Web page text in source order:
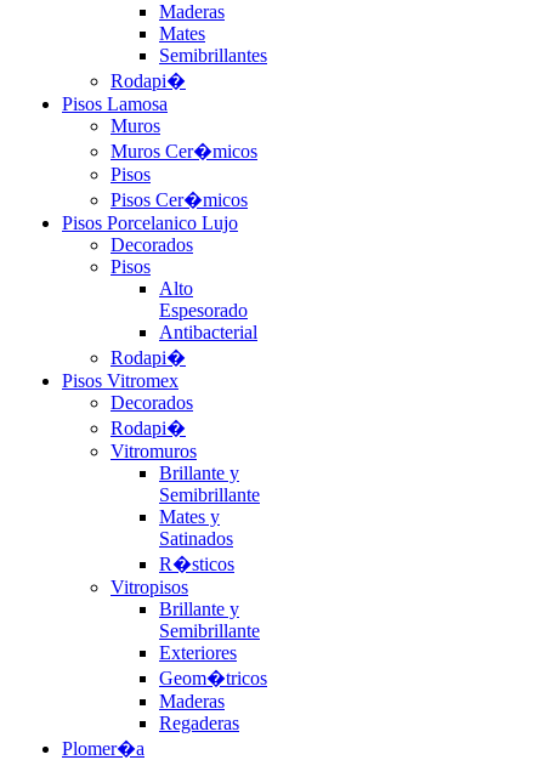
Maderas
Mates
Semibrillantes
Rodapi�
Pisos Lamosa
Muros
Muros Cer�micos
Pisos
Pisos Cer�micos
Pisos Porcelanico Lujo
Decorados
Pisos
Alto
Espesorado
Antibacterial
Rodapi�
Pisos Vitromex
Decorados
Rodapi�
Vitromuros
Brillante y
Semibrillante
Mates y
Satinados
R�sticos
Vitropisos
Brillante y
Semibrillante
Exteriores
Geom�tricos
Maderas
Regaderas
Plomer�a